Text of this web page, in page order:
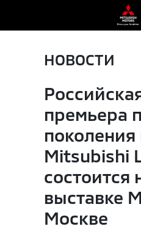
НОВОСТИ
премьера
поколения
Mitsubishi
состоится
выставке
Москве